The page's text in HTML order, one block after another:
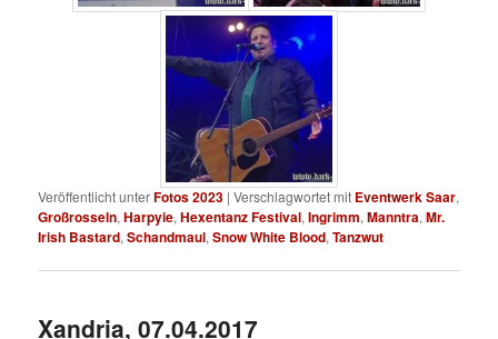
Veröffentlicht unterFotos 2023 |Verschlagwortet mit Eventwerk Saar,
Großrosseln,Harpyie,Hexentanz Festival,Ingrimm,Manntra,Mr.
Irish Bastard,Schandmaul,Snow White Blood,Tanzwut
Xandria, 07.04.2017